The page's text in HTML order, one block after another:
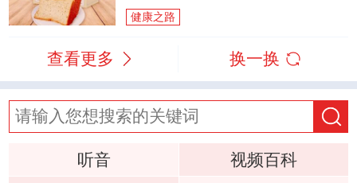
健康之路
查看更多 换一换
听音
视频百科